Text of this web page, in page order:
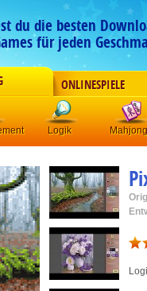
du die besten
für jeden
ONLINESPIELE
Logik Mahjong